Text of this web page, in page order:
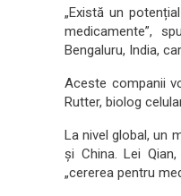
„Există un
medicamente”,
Bengaluru, India,
Aceste companii
Rutter, biolog
La nivel global, un
și China. Lei
„cererea pentru